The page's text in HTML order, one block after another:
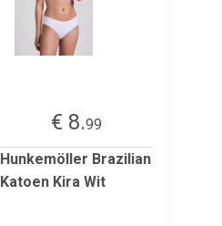
€ 8.99
Hunkemöller Brazilian
Katoen Kira Wit